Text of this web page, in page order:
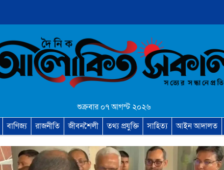
শুক্রবার ০৭ আগস্ট ২০২৬
বাণিজ্য রাজনীতি জীবনশৈলী তথ্য প্রযুক্তি সাহিত্য আইন আদালত